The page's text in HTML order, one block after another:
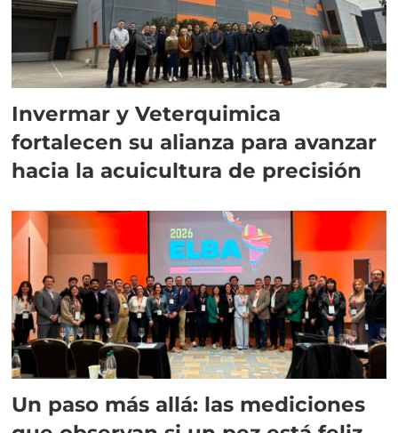
Invermar y Veterquimica
fortalecen su alianza para avanzar
hacia la acuicultura de precisión
Un paso más allá: las mediciones